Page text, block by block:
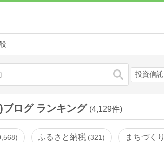
検索 投資信託
ログ ランキング (4,129件)
ふるさと納税 321 まちづくり